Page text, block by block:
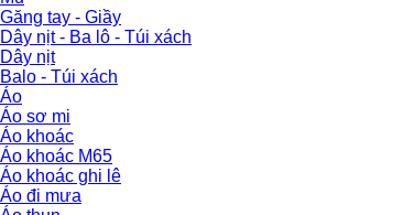
Găng tay - Giầy
Dây nịt - Ba lô - Túi xách
Dây nịt
Balo - Túi xách
Áo
Áo sơ mi
Áo khoác
Áo khoác M65
Áo khoác ghi lê
Áo đi mưa